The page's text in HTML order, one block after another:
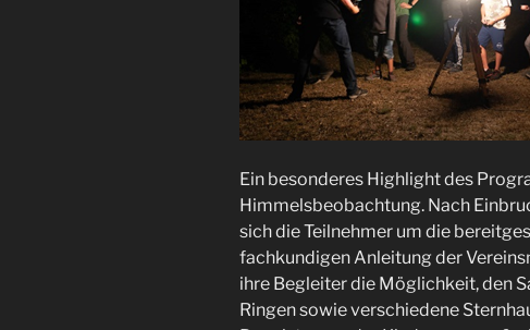
Ein besonderes Highlight des
Himmelsbeobachtung. Nach
sich die Teilnehmer um die
fachkundigen Anleitung der
ihre Begleiter die Möglichkeit, den
Ringen sowie verschiedene